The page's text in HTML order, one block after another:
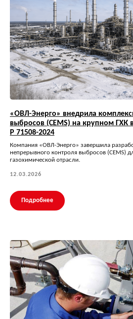
«ОВЛ-Энерго» внедрила
выбросов (CEMS) на крупном ГХК
Р 71508-2024
Компания «ОВЛ-Энерго» завершила
непрерывного контроля выбросов (CEMS)
газохимической отрасли.
12.03.2026
Подробнее